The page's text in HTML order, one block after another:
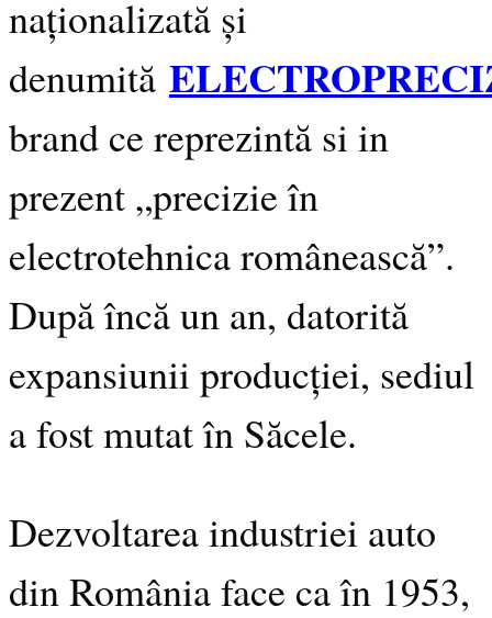
naționalizată și
denumită
brand ce reprezintă si in
prezent „precizie în
electrotehnica românească”.
După încă un an, datorită
expansiunii producției, sediul
a fost mutat în Săcele.
Dezvoltarea industriei auto
din România face ca în 1953,